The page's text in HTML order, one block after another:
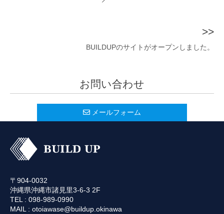
>>
BUILDUPのサイトがオープンしました。
お問い合わせ
メールフォーム
〒904-0032
沖縄県沖縄市諸見里3-6-3 2F
TEL : 098-989-0990
MAIL : otoiawase@buildup.okinawa